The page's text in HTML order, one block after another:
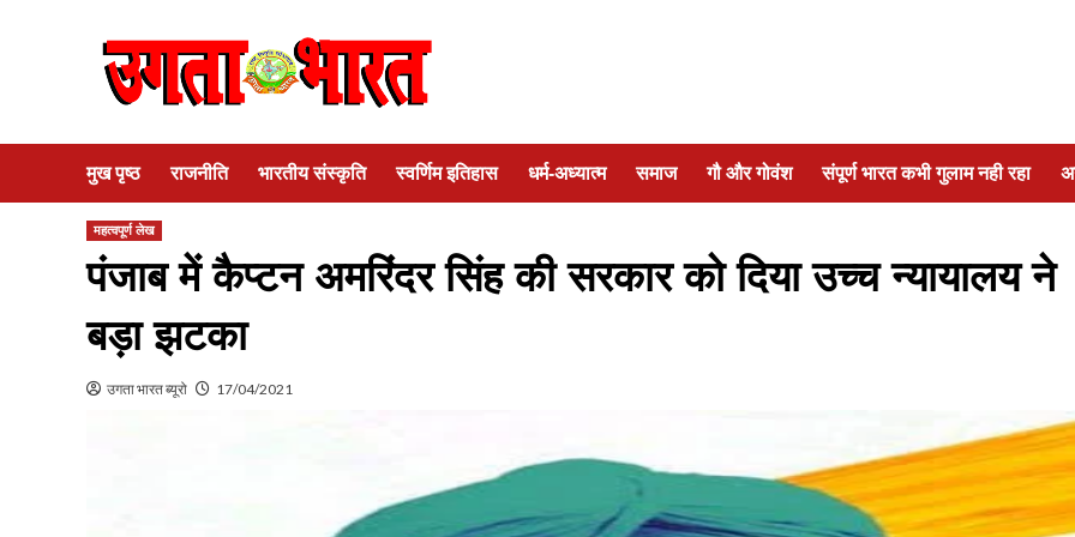
मुख पृष्ठ राजनीति भारतीय संस्कृति स्वर्णिम इतिहास धर्म-अध्यात्म समाज गौ और गोवंश संपूर्ण भारत कभी गुलाम नही रहा
महत्वपूर्ण लेख
पंजाब में कैप्टन अमरिंदर सिंह की सरकार को दिया उच्च न्यायालय ने
बड़ा झटका
उगता भारत ब्यूरो 17/04/2021